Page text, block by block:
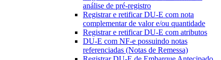
análise de pré-registro
Registrar e retificar DU-E com nota
complementar de valor e/ou quantidade
Registrar e retificar DU-E com atributos
DU-E com NF-e possuindo notas
referenciadas (Notas de Remessa)